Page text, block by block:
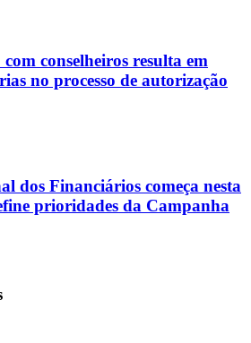
conselheiros resulta em
no processo de autorização
dos Financiários começa nesta
prioridades da Campanha